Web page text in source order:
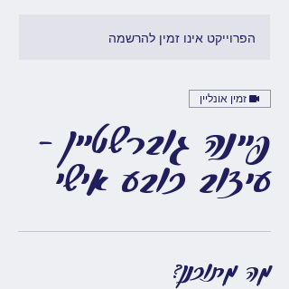
הפרוייקט אינו זמין להרשמה
זמין אונליין
פיינה גוברשטיין -
עיצוב כובע אישי
מה מתוכנן?